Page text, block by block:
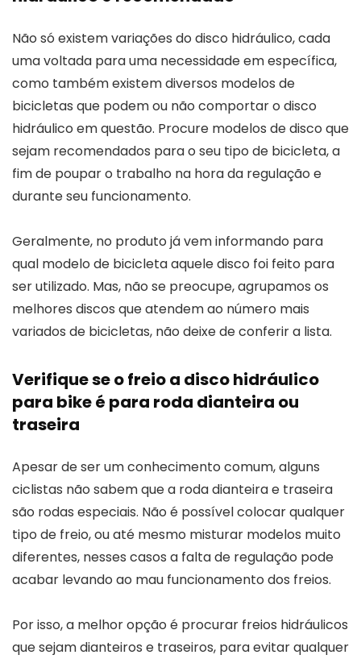
Não só existem variações do disco hidráulico, cada
uma voltada para uma necessidade em específica,
como também existem diversos modelos de
bicicletas que podem ou não comportar o disco
hidráulico em questão. Procure modelos de disco que
sejam recomendados para o seu tipo de bicicleta, a
fim de poupar o trabalho na hora da regulação e
durante seu funcionamento.
Geralmente, no produto já vem informando para
qual modelo de bicicleta aquele disco foi feito para
ser utilizado. Mas, não se preocupe, agrupamos os
melhores discos que atendem ao número mais
variados de bicicletas, não deixe de conferir a lista.
Verifique se o freio a disco hidráulico
para bike é para roda dianteira ou
traseira
Apesar de ser um conhecimento comum, alguns
ciclistas não sabem que a roda dianteira e traseira
são rodas especiais. Não é possível colocar qualquer
tipo de freio, ou até mesmo misturar modelos muito
diferentes, nesses casos a falta de regulação pode
acabar levando ao mau funcionamento dos freios.
Por isso, a melhor opção é procurar freios hidráulicos
que sejam dianteiros e traseiros, para evitar qualquer